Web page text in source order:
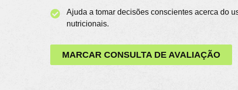
Ajuda a tomar decisões conscientes acerca do
nutricionais.
MARCAR CONSULTA DE AVALIAÇÃO